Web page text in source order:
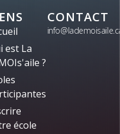
est La
?
école
CONTACT